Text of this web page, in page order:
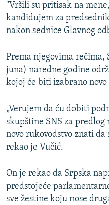
SVE KARTE DEJTONA
NASTANAK I RASPAD
"Vršili su pritisak na
kandidujem za
nakon sednice Glavnog
Prema njegovima rečima,
juna) naredne godine
kojoj će biti izabrano novo
„Verujem da ću dobiti
skupštine SNS za predlog
novo rukovodstvo znati da
rekao je Vučić.
On je rekao da Srpska
predstojeće
sve žestine koju nose